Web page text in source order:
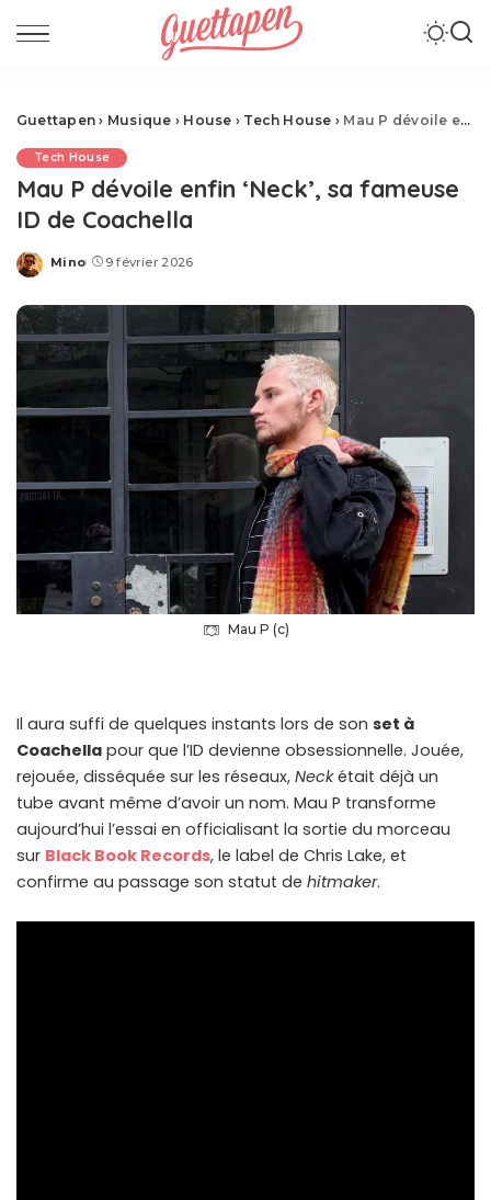
Guettapen › Musique › House › Tech House › Mau P dévoile enfin ‘Neck’, sa fameuse ID de Coachella
Tech House
Mau P dévoile enfin ‘Neck’, sa fameuse
ID de Coachella
Posted
Mino 9 février 2026
Mau P (c)
Il aura suffi de quelques instants lors de son set à
Coachella pour que l’ID devienne obsessionnelle. Jouée,
rejouée, disséquée sur les réseaux, Neckétait déjà un
tube avant même d’avoir un nom. Mau P transforme
aujourd’hui l’essai en officialisant la sortie du morceau
sur Black Book Records, le label de Chris Lake, et
confirme au passage son statut de hitmaker.